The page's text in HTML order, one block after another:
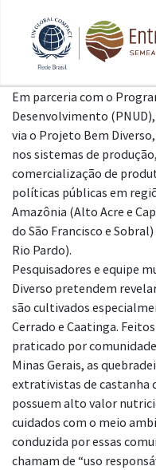
Em parceria com o
Desenvolvimento
via o Projeto Bem
nos sistemas de
comercialização de
políticas públicas em
Amazônia (Alto Acre e
do São Francisco e
Rio Pardo).
Pesquisadores e equipe
Diverso pretendem
são cultivados
Cerrado e Caatinga.
praticado por
Minas Gerais, as
extrativistas de castanha
possuem alto valor
cuidados com o meio
conduzida por essas
chamam de “uso